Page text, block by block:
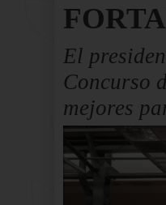
El
Concurso
mejores